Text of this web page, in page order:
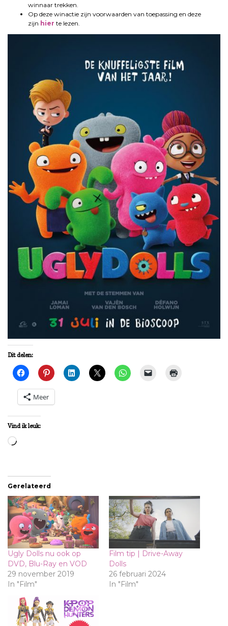
winnaar trekken.
Op deze winactie zijn voorwaarden van toepassing en deze
zijn hier te lezen.
Dit delen:
Meer
Vind ik leuk:
Aan
Gerelateerd
Ugly Dolls nu ook op
DVD, Blu-Ray en VOD
29 november 2019
In "Film"
Film tip | Drive-Away
Dolls
26 februari 2024
In "Film"